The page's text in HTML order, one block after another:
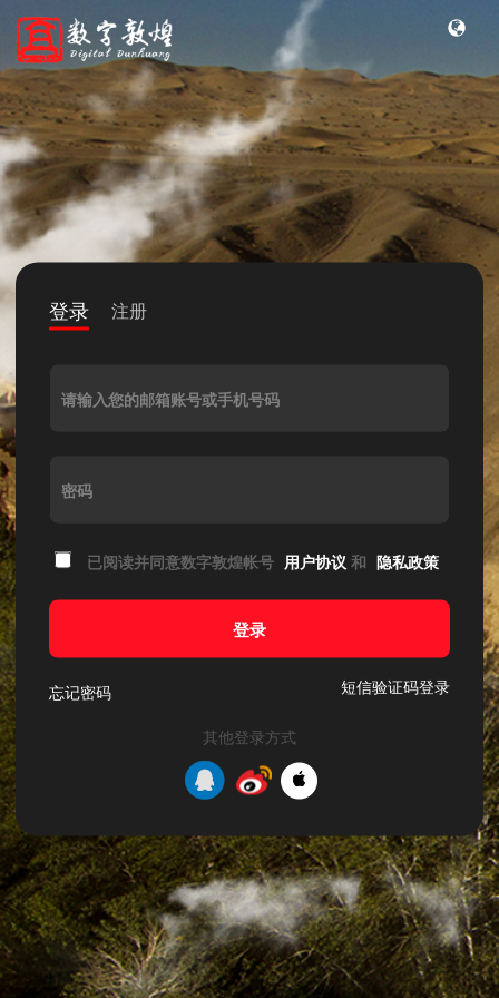
登录 注册
请输入您的邮箱账号或手机号码
密码
已阅读并同意数字敦煌帐号 用户协议 和 隐私政策
登录
忘记密码 短信验证码登录
其他登录方式